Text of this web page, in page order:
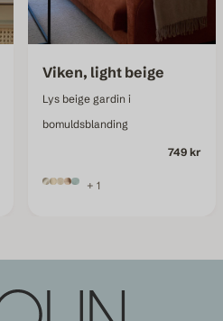
Viken, light beige
Lys beige gardin i
bomuldsblanding
749 kr
+ 1